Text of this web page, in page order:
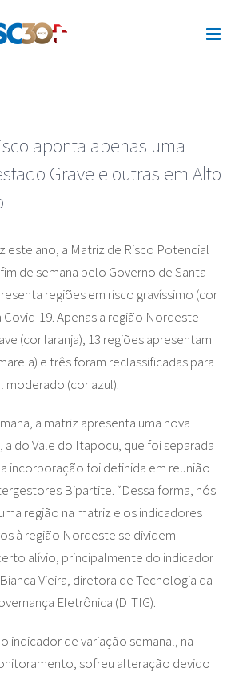
aponta apenas uma
Grave e outras em Alto
este ano, a Matriz de Risco Potencial
de semana pelo Governo de Santa
regiões em risco gravíssimo (cor
Covid-19. Apenas a região Nordeste
(cor laranja), 13 regiões apresentam
e três foram reclassificadas para
moderado (cor azul).
a matriz apresenta uma nova
a do Vale do Itapocu, que foi separada
incorporação foi definida em reunião
Bipartite. “Dessa forma, nós
região na matriz e os indicadores
à região Nordeste se dividem
alívio, principalmente do indicador
Vieira, diretora de Tecnologia da
Eletrônica (DITIG).
indicador de variação semanal, na
sofreu alteração devido